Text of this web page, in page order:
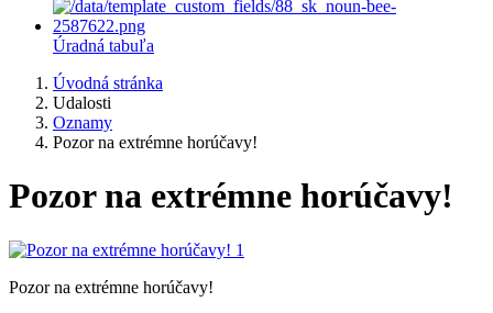
Úradná tabuľa
Úvodná stránka
Udalosti
Oznamy
Pozor na extrémne horúčavy!
Pozor na extrémne horúčavy!
Pozor na extrémne horúčavy!